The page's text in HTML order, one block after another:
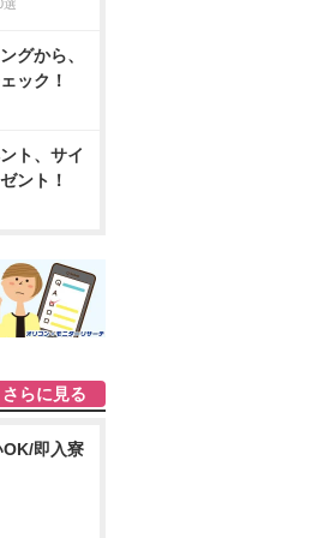
選
グから、
ック！
ト、サイ
ント！
さらに見る
即入寮